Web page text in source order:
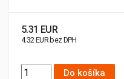
5.31 EUR
4.32 EUR bez DPH
Do košíka